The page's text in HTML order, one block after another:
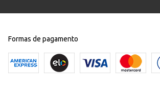
Formas de pagamento